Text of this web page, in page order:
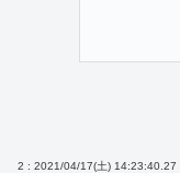
2 : 2021/04/17(土) 14:23:40.27